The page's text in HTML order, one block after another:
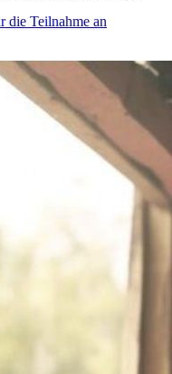
die Teilnahme an